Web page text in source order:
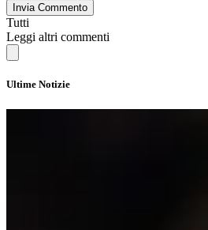
Invia Commento
Tutti
Leggi altri commenti
Ultime Notizie